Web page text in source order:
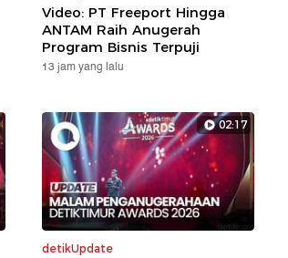
Video: PT Freeport Hingga
ANTAM Raih Anugerah
Program Bisnis Terpuji
13 jam yang lalu
02:17
detikUpdate